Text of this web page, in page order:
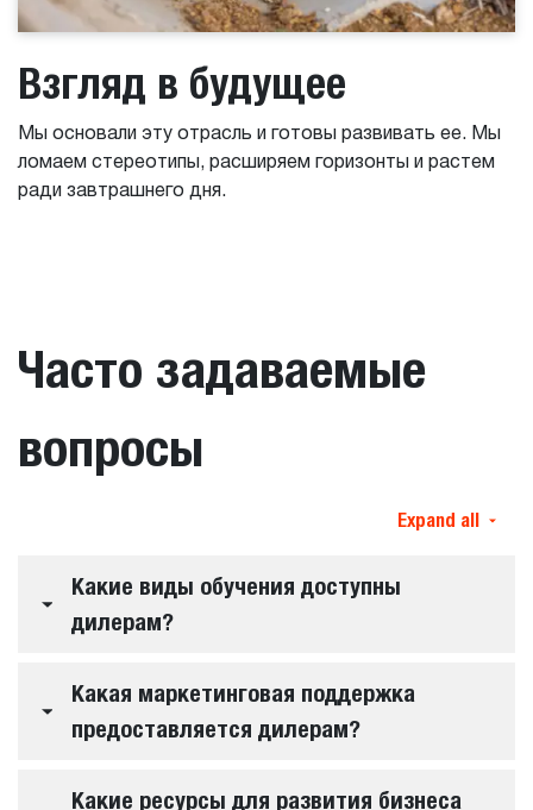
Взгляд в будущее
Мы основали эту отрасль и готовы развивать ее. Мы
ломаем стереотипы, расширяем горизонты и растем
ради завтрашнего дня.
Часто задаваемые
вопросы
Expand all
Какие виды обучения доступны
дилерам?
Какая маркетинговая поддержка
предоставляется дилерам?
Какие ресурсы для развития бизнеса